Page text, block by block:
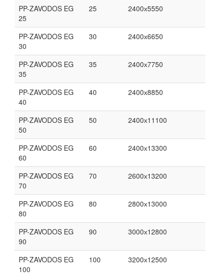
PP-ZAVODOS EG
25
25 2400х5550
PP-ZAVODOS EG
30
30 2400х6650
PP-ZAVODOS EG
35
35 2400х7750
PP-ZAVODOS EG
40
40 2400х8850
PP-ZAVODOS EG
50
50 2400х11100
PP-ZAVODOS EG
60
60 2400х13300
PP-ZAVODOS EG
70
70 2600х13200
PP-ZAVODOS EG
80
80 2800х13000
PP-ZAVODOS EG
90
90 3000х12800
PP-ZAVODOS EG
100
100 3200х12500